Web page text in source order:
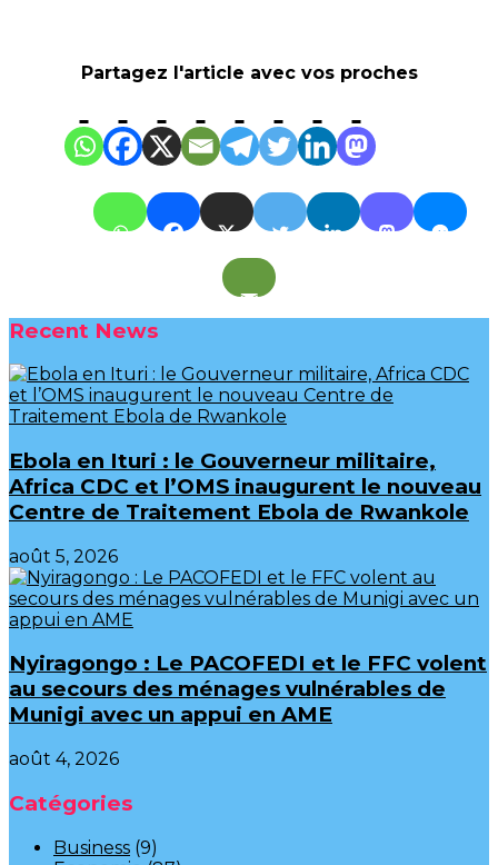
Partagez l'article avec vos proches
Recent News
Ebola en Ituri : le Gouverneur militaire,
Africa CDC et l’OMS inaugurent le nouveau
Centre de Traitement Ebola de Rwankole
août 5, 2026
‎Nyiragongo : Le PACOFEDI et le FFC volent
au secours des ménages vulnérables de
Munigi avec un appui en AME‎‎
août 4, 2026
Catégories
Business (9)